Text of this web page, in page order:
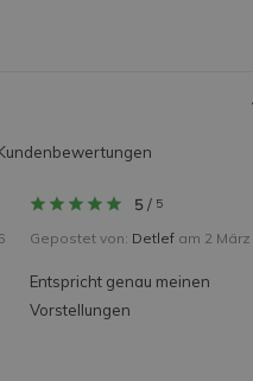
5/ 5
Gepostet von: Detlef am 2
Entspricht genau meinen
Vorstellungen